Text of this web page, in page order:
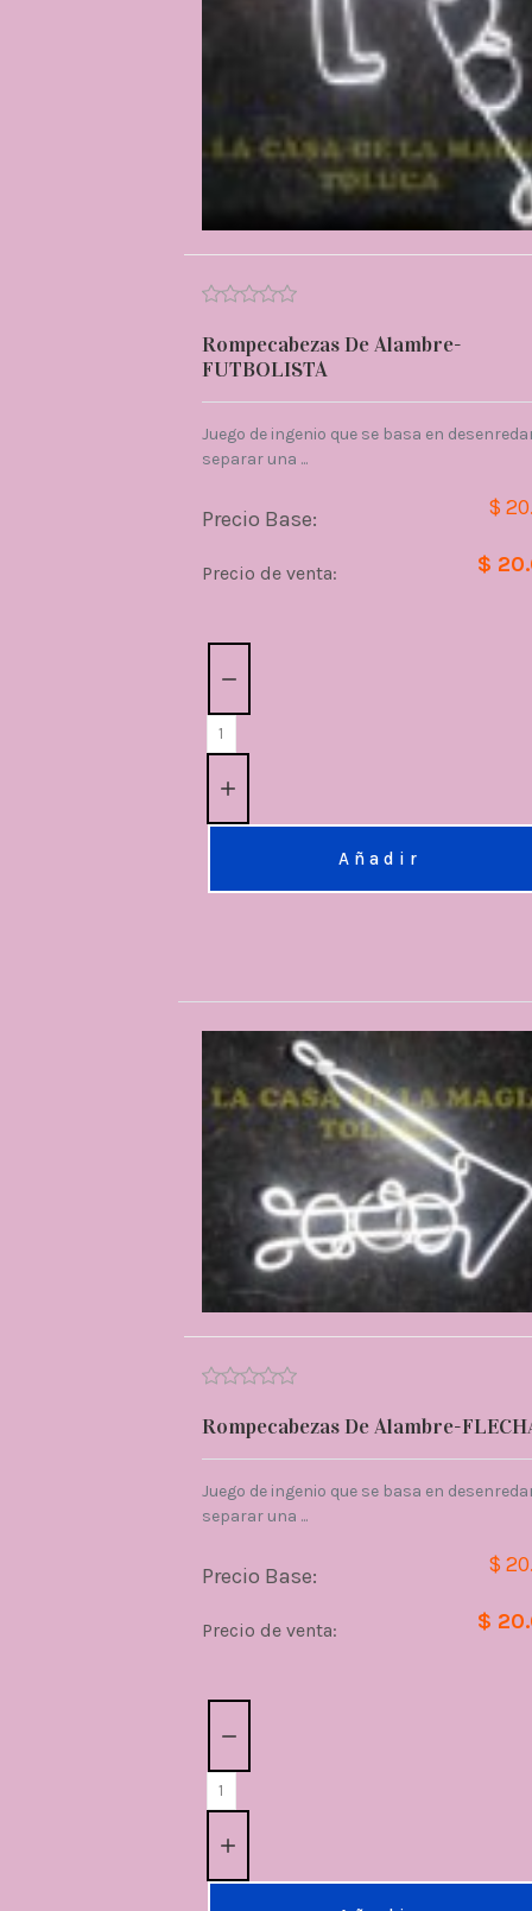
Rompecabezas De Alambre-
FUTBOLISTA
Juego de ingenio que se basa en
separar una ...
Precio Base: $
Precio de venta: $
Añadir
Rompecabezas De Alambre-
Juego de ingenio que se basa en
separar una ...
Precio Base: $
Precio de venta: $